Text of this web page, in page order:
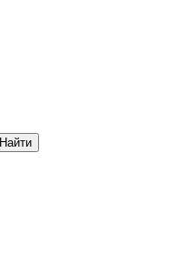
Найти